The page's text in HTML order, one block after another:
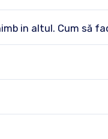
in altul. Cum să